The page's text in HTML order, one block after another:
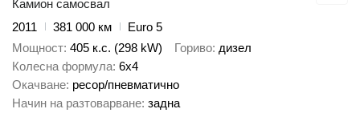
Камион самосвал
2011
381 000 км
Euro 5
Мощност 405 к.с. (298 kW) Гориво дизел
Колесна формула 6x4
Окачване ресор/пневматично
Начин на разтоварване задна